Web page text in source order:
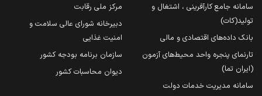
سامانه جامع کارآفرینی ، اشتغال و
تولید(کات)
بانک داده‌های اقتصادی و مالی
تارنمای پنجره واحد محیط‌های آزمون
(ایران تما)
سامانه مدیریت خدمات دولت
مرکز ملی رقابت
دبیرخانه شورای عالی سلامت و
امنیت غذایی
سازمان برنامه بودجه کشور
دیوان محاسبات کشور